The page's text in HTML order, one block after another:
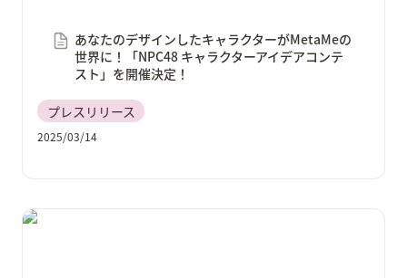
あなたのデザインしたキャラクターがMetaMeの
世界に！「NPC48 キャラクターアイデアコンテ
スト」を開催決定！
プレスリリース
2025/03/14
未知なるインディーゲームに出会える「404 Game